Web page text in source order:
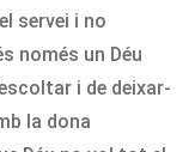
servei i no
només un Déu
i de deixar-
la dona